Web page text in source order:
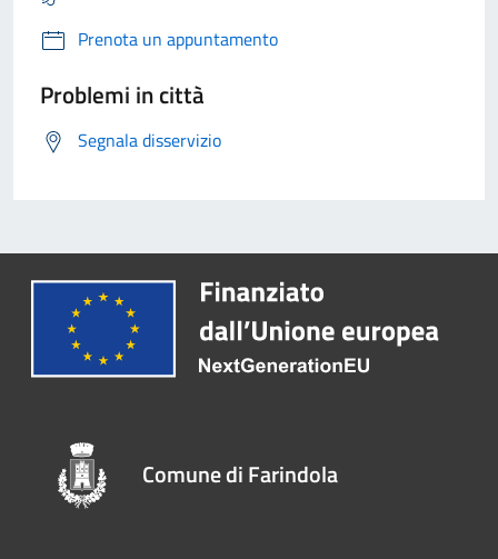
Prenota un appuntamento
Problemi in città
Segnala disservizio
Comune di Farindola